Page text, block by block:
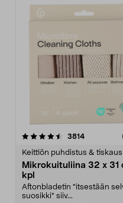
3814arvostelut
Keittiön puhdistus & tiskaus
Mikrokuituliina 32 x 31
kpl
Aftonbladetin "itsestään
suosikki" siiv...
4.5viidestä